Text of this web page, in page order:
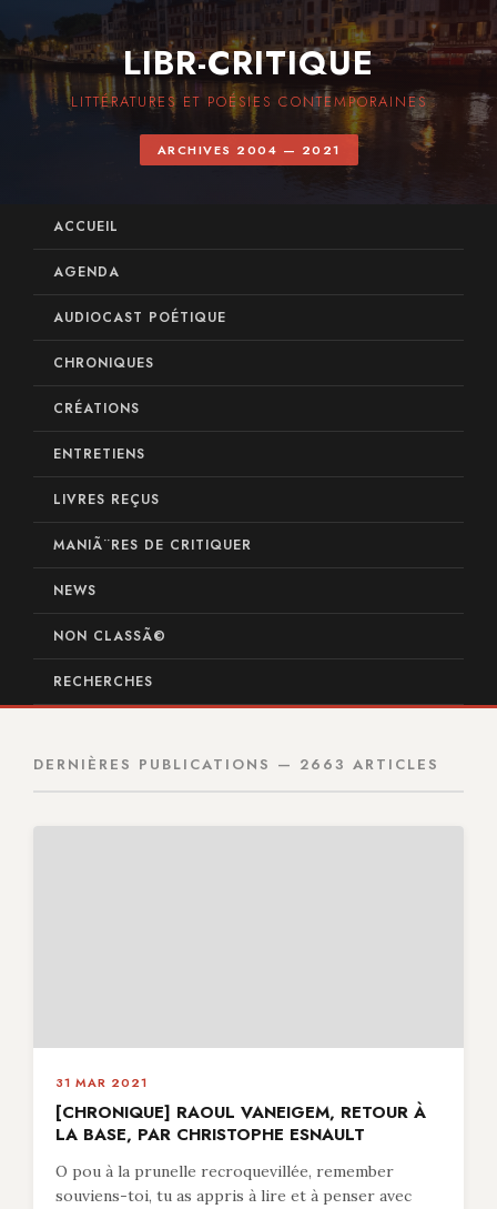
LIBR-CRITIQUE
LITTÉRATURES ET POÉSIES CONTEMPORAINES
ARCHIVES 2004 — 2021
ACCUEIL
AGENDA
AUDIOCAST POÉTIQUE
CHRONIQUES
CRÉATIONS
ENTRETIENS
LIVRES REÇUS
MANIÃ¨RES DE CRITIQUER
NEWS
NON CLASSÃ©
RECHERCHES
DERNIÈRES PUBLICATIONS — 2663 ARTICLES
31 MAR 2021
[CHRONIQUE] RAOUL VANEIGEM, RETOUR À
LA BASE, PAR CHRISTOPHE ESNAULT
O pou à la prunelle recroquevillée, remember
souviens-toi, tu as appris à lire et à penser avec